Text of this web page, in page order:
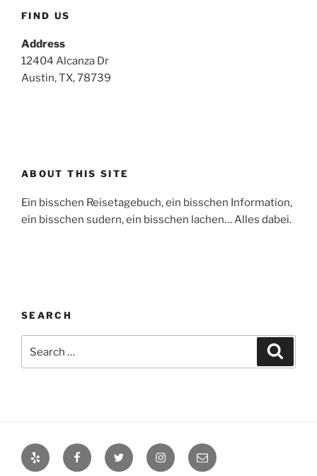
FIND US
Address
12404 Alcanza Dr
Austin, TX, 78739
ABOUT THIS SITE
Ein bisschen Reisetagebuch, ein bisschen Information,
ein bisschen sudern, ein bisschen lachen… Alles dabei.
SEARCH
for:
Yelp FacebookTwitter InstagramEmail